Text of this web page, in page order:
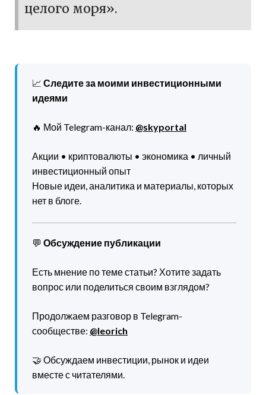
целого моря».
📈 Следите за моими инвестиционными
идеями
🔥 Мой Telegram-канал: @skyportal
Акции • криптовалюты • экономика • личный
инвестиционный опыт
Новые идеи, аналитика и материалы, которых
нет в блоге.
💬 Обсуждение публикации
Есть мнение по теме статьи? Хотите задать
вопрос или поделиться своим взглядом?
Продолжаем разговор в Telegram-
сообществе: @leorich
🤝 Обсуждаем инвестиции, рынок и идеи
вместе с читателями.